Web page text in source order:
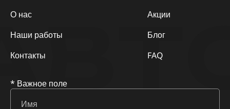
О нас
Наши работы
Контакты
Акции
Блог
FAQ
* Важное поле